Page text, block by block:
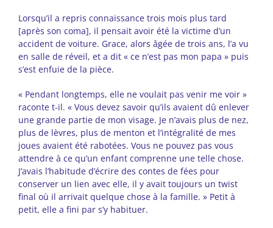
Lorsqu’il a repris connaissance trois mois plus tard
[après son coma], il pensait avoir été la victime d’un
accident de voiture. Grace, alors âgée de trois ans, l’a vu
en salle de réveil, et a dit « ce n’est pas mon papa » puis
s’est enfuie de la pièce.
« Pendant longtemps, elle ne voulait pas venir me voir »
raconte t-il. « Vous devez savoir qu’ils avaient dû enlever
une grande partie de mon visage. Je n’avais plus de nez,
plus de lèvres, plus de menton et l’intégralité de mes
joues avaient été rabotées. Vous ne pouvez pas vous
attendre à ce qu’un enfant comprenne une telle chose.
J’avais l’habitude d’écrire des contes de fées pour
conserver un lien avec elle, il y avait toujours un twist
final où il arrivait quelque chose à la famille. » Petit à
petit, elle a fini par s’y habituer.